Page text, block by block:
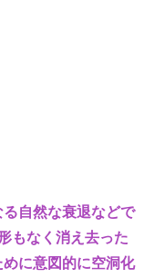
自然な衰退などで
もなく消え去った
に意図的に空洞化